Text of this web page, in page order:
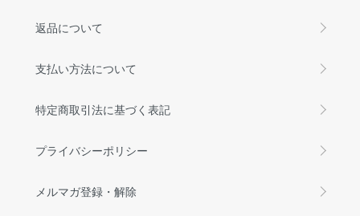
返品について
支払い方法について
特定商取引法に基づく表記
プライバシーポリシー
メルマガ登録・解除